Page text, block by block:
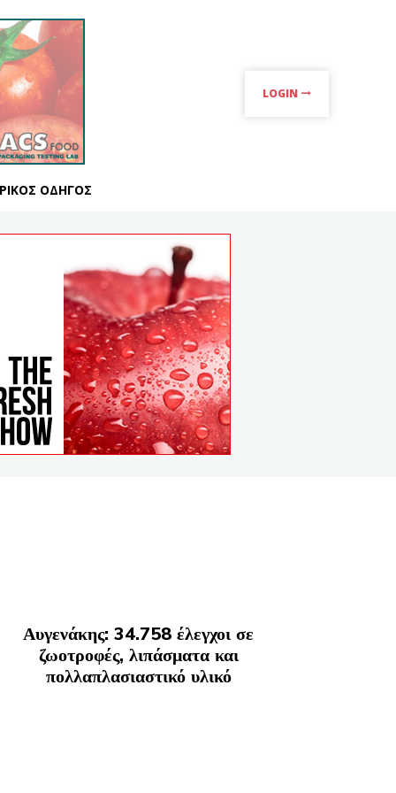
LOGIN
ΟΔΗΓΌΣ
Αυγενάκης: 34.758 έλεγχοι σε
ζωοτροφές, λιπάσματα και
πολλαπλασιαστικό υλικό